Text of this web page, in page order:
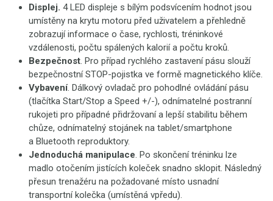
Displej. 4 LED displeje s bílým podsvícením hodnot jsou
umístěny na krytu motoru před uživatelem a přehledně
zobrazují informace o čase, rychlosti, tréninkové
vzdálenosti, počtu spálených kalorií a počtu kroků.
Bezpečnost. Pro případ rychlého zastavení pásu slouží
bezpečnostní STOP-pojistka ve formě magnetického klíče.
Vybavení. Dálkový ovladač pro pohodlné ovládání pásu
(tlačítka Start/Stop a Speed +/-), odnímatelné postranní
rukojeti pro případné přidržovaní a lepší stabilitu během
chůze, odnímatelný stojánek na tablet/smartphone
a Bluetooth reproduktory.
Jednoduchá manipulace. Po skončení tréninku lze
madlo otočením jistících koleček snadno sklopit. Následný
přesun trenažéru na požadované místo usnadní
transportní kolečka (umístěná vpředu).